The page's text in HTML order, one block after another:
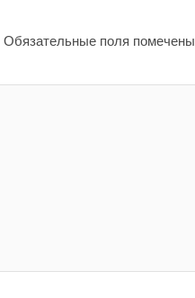
Обязательные поля помечены